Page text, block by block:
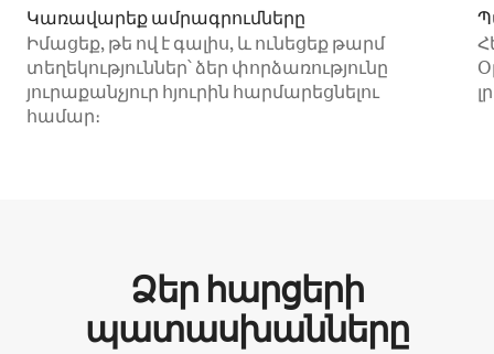
Կառավարեք ամրագրումները
Իմացեք, թե ով է գալիս, և ունեցեք թարմ
տեղեկություններ՝ ձեր փորձառությունը
յուրաքանչյուր հյուրին հարմարեցնելու
համար։
Ձեր հարցերի
պատասխանները